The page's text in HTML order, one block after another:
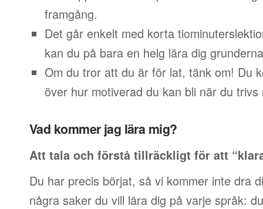
framgång.
Det går enkelt med korta
kan du på bara en helg lära dig
Om du tror att du är för lat, tänk om! Du
över hur motiverad du kan bli när du trivs
Vad kommer jag lära mig?
Att tala och förstå tillräckligt för att
Du har precis börjat, så vi kommer inte dra
några saker du vill lära dig på varje språk: du